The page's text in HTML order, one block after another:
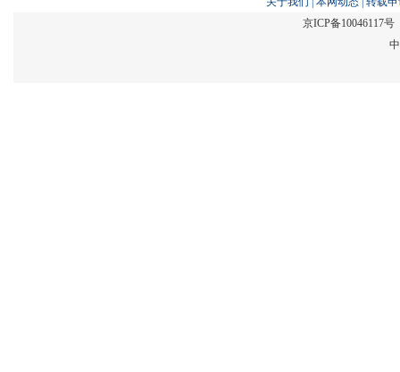
京ICP备10046117